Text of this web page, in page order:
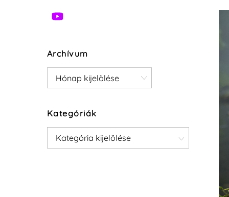
Archívum
Archívum
Kategóriák
Kategóriák